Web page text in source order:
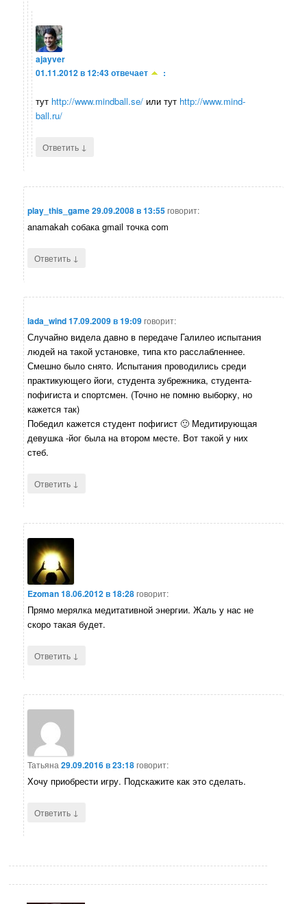
ajayver
01.11.2012 в 12:43отвечает :
тут http://www.mindball.se/ или тут http://www.mind-
ball.ru/
Ответить ↓
play_this_game29.09.2008 в 13:55говорит:
anamakah собака gmail точка com
Ответить ↓
lada_wind17.09.2009 в 19:09говорит:
Случайно видела давно в передаче Галилео испытания
людей на такой установке, типа кто расслабленнее.
Смешно было снято. Испытания проводились среди
практикующего йоги, студента зубрежника, студента-
пофигиста и спортсмен. (Точно не помню выборку, но
кажется так)
Победил кажется студент пофигист 🙂 Медитирующая
девушка -йог была на втором месте. Вот такой у них
стеб.
Ответить ↓
Ezoman18.06.2012 в 18:28говорит:
Прямо мерялка медитативной энергии. Жаль у нас не
скоро такая будет.
Ответить ↓
Татьяна 29.09.2016 в 23:18говорит:
Хочу приобрести игру. Подскажите как это сделать.
Ответить ↓